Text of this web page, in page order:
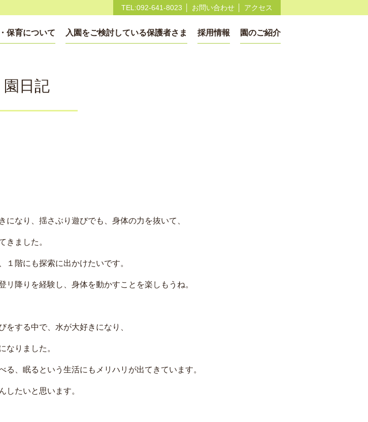
TEL:092-641-8023 お問い合わせ アクセス
保育について 入園をご検討している保護者さま 採用情報 園のご紹介
園日記
になり、揺さぶり遊びでも、身体の力を抜いて、
きました。
１階にも探索に出かけたいです。
リ降りを経験し、身体を動かすことを楽しもうね。
をする中で、水が大好きになり、
なりました。
る、眠るという生活にもメリハリが出てきています。
したいと思います。